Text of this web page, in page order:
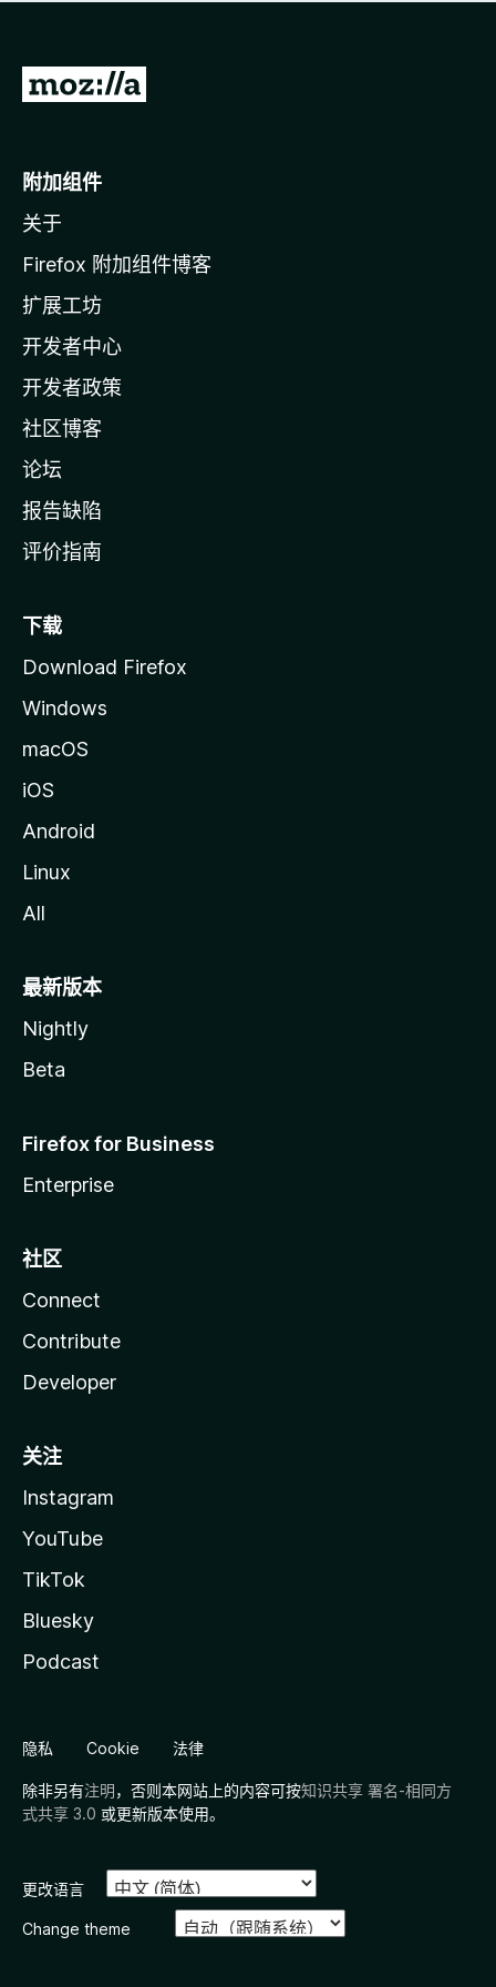
无
转
o
i
l
a
主
页
附加组件
关于
Firefox 附加组件博客
扩展工坊
开发者中心
开发者政策
社区博客
论坛
报告缺陷
评价指南
下载
Download Firefox
Windows
macOS
iOS
Android
Linux
All
最新版本
Nightly
Beta
Firefox for Business
Enterprise
社区
Connect
Contribute
Developer
关注
Instagram
YouTube
TikTok
Bluesky
Podcast
隐私 Cookie 法律
除非另有注明，否则本网站上的内容可按知识共享 署名-相同方
式共享 3.0 或更新版本使用。
更改语言
Change theme